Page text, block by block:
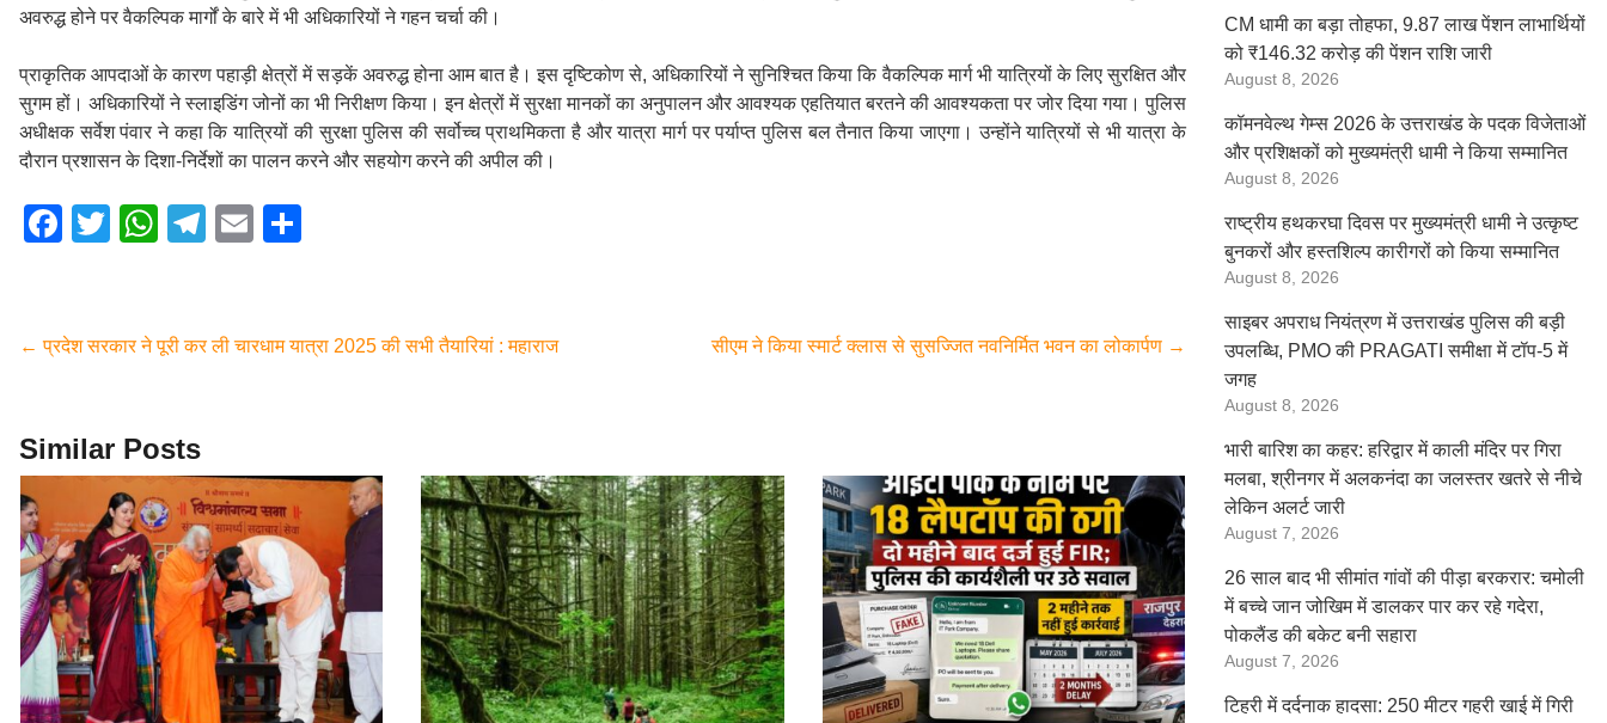
अवरुद्ध होने पर वैकल्पिक मार्गों के बारे में भी अधिकारियों ने गहन चर्चा की।
प्राकृतिक आपदाओं के कारण पहाड़ी क्षेत्रों में सड़कें अवरुद्ध होना आम बात है। इस दृष्टिकोण से, अधिकारियों ने सुनिश्चित किया कि वैकल्पिक मार्ग भी यात्रियों के लिए सुरक्षित और
सुगम हों। अधिकारियों ने स्लाइडिंग जोनों का भी निरीक्षण किया। इन क्षेत्रों में सुरक्षा मानकों का अनुपालन और आवश्यक एहतियात बरतने की आवश्यकता पर जोर दिया गया। पुलिस
अधीक्षक सर्वेश पंवार ने कहा कि यात्रियों की सुरक्षा पुलिस की सर्वोच्च प्राथमिकता है और यात्रा मार्ग पर पर्याप्त पुलिस बल तैनात किया जाएगा। उन्होंने यात्रियों से भी यात्रा के
दौरान प्रशासन के दिशा-निर्देशों का पालन करने और सहयोग करने की अपील की।
F
e
o
T
er
W
s
p
T
gr
E
e
← प्रदेश सरकार ने पूरी कर ली चारधाम यात्रा 2025 की सभी तैयारियां : महाराज सीएम ने किया स्मार्ट क्लास से सुसज्जित नवनिर्मित भवन का लोकार्पण →
Similar Posts
CM धामी का बड़ा तोहफा, 9.87 लाख पेंशन लाभार्थियों
को ₹146.32 करोड़ की पेंशन राशि जारी
August 8, 2026
कॉमनवेल्थ गेम्स 2026 के उत्तराखंड के पदक विजेताओं
और प्रशिक्षकों को मुख्यमंत्री धामी ने किया सम्मानित
August 8, 2026
राष्ट्रीय हथकरघा दिवस पर मुख्यमंत्री धामी ने उत्कृष्ट
बुनकरों और हस्तशिल्प कारीगरों को किया सम्मानित
August 8, 2026
साइबर अपराध नियंत्रण में उत्तराखंड पुलिस की बड़ी
उपलब्धि, PMO की PRAGATI समीक्षा में टॉप-5 में
जगह
August 8, 2026
भारी बारिश का कहर: हरिद्वार में काली मंदिर पर गिरा
मलबा, श्रीनगर में अलकनंदा का जलस्तर खतरे से नीचे
लेकिन अलर्ट जारी
August 7, 2026
26 साल बाद भी सीमांत गांवों की पीड़ा बरकरार: चमोली
में बच्चे जान जोखिम में डालकर पार कर रहे गदेरा,
पोकलैंड की बकेट बनी सहारा
August 7, 2026
टिहरी में दर्दनाक हादसा: 250 मीटर गहरी खाई में गिरी